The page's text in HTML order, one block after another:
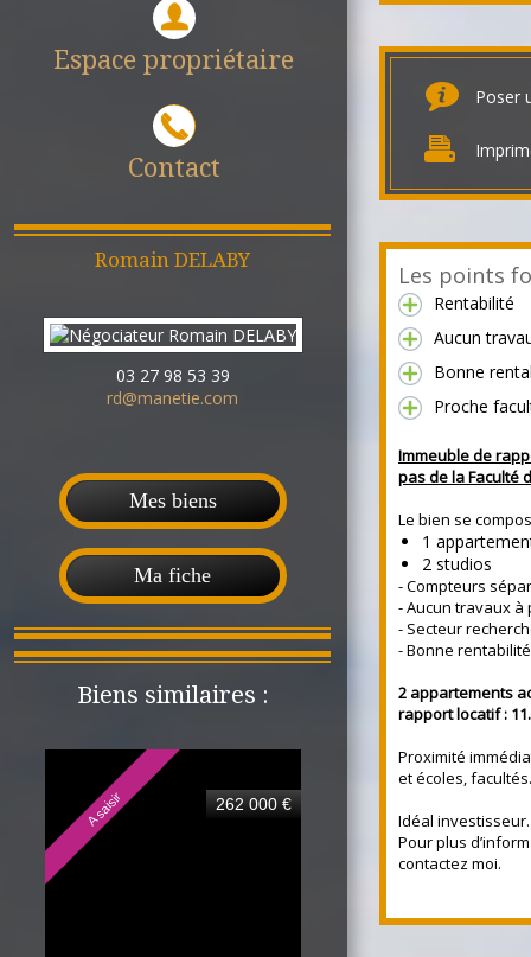
Espace propriétaire
Contact
Romain DELABY
03 27 98 53 39
rd@manetie.com
Mes biens
Ma fiche
Biens similaires :
A saisir 262 000 €
Poser
Les points
Rentabilité
Aucun
Bonne
Proche
Immeuble de
pas de la Faculté
Le bien se
1
2 studios
- Compteurs
- Aucun travaux à
- Secteur
- Bonne
2 appartements
rapport locatif :
Proximité
et écoles, facultés.
Idéal investisseur.
Pour plus
contactez moi.